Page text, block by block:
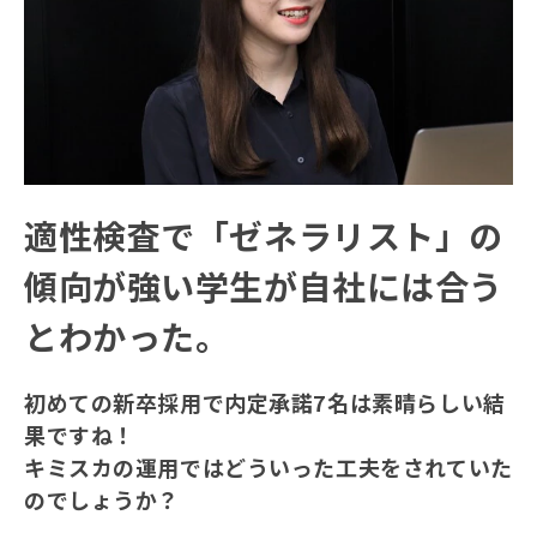
適性検査で「ゼネラリスト」の
傾向が強い学生が自社には合う
とわかった。
初めての新卒採用で内定承諾7名は素晴らしい結
果ですね！
キミスカの運用ではどういった工夫をされていた
のでしょうか？